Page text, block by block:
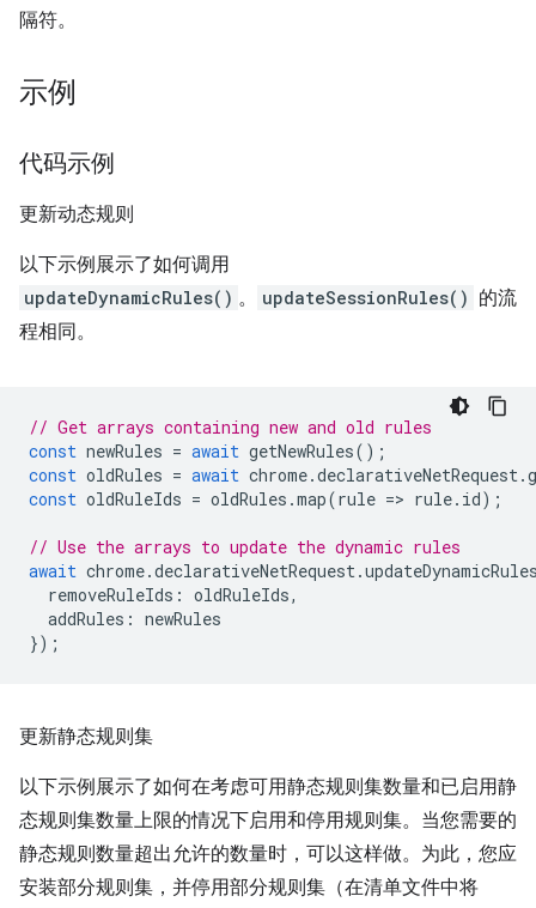
隔符。
示例
代码示例
更新动态规则
以下示例展示了如何调用
updateDynamicRules() 。 updateSessionRules() 的流
程相同。
// Get arrays containing new and old rules
const newRules = await getNewRules();
const oldRules = await chrome.declarativeNetRequest.
const oldRuleIds = oldRules .map(rule => rule. id);
// Use the arrays to update the dynamic rules
await chrome.declarativeNetRequest.
removeRuleIds : oldRuleIds,
addRules : newRules
});
更新静态规则集
以下示例展示了如何在考虑可用静态规则集数量和已启用静
态规则集数量上限的情况下启用和停用规则集。当您需要的
静态规则数量超出允许的数量时，可以这样做。为此，您应
安装部分规则集，并停用部分规则集（在清单文件中将